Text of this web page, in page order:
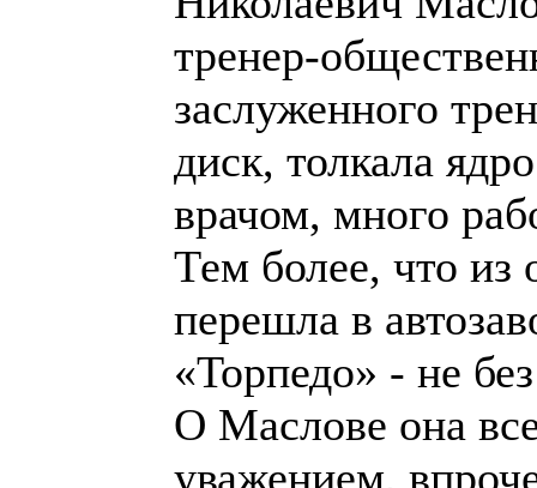
тренер-
заслуженного
диск, толкала
врачом, много
Тем более, что из
перешла в
«Торпедо» - не
О Маслове она
уважением,